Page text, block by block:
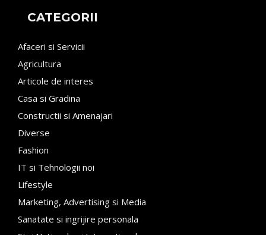
CATEGORII
Afaceri si Servicii
Agricultura
Articole de interes
Casa si Gradina
Constructii si Amenajari
Diverse
Fashion
IT si Tehnologii noi
Lifestyle
Marketing, Advertising si Media
Sanatate si ingrijire personala